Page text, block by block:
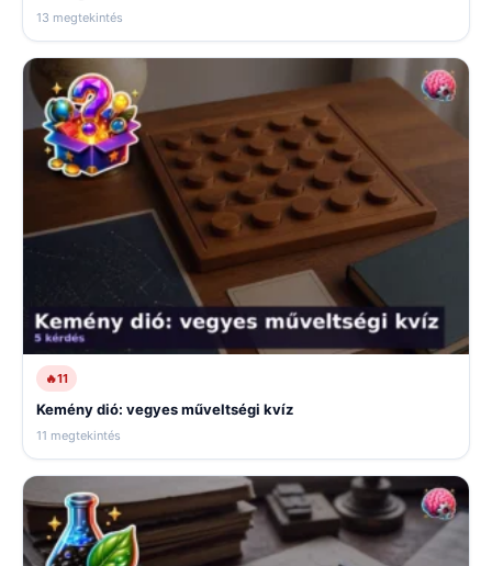
13 megtekintés
🔥11
Kemény dió: vegyes műveltségi kvíz
11 megtekintés